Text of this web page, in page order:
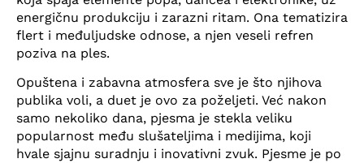
energičnu produkciju i zarazni ritam. Ona tematizira
flert i međuljudske odnose, a njen veseli refren
poziva na ples.
Opuštena i zabavna atmosfera sve je što njihova
publika voli, a duet je ovo za poželjeti. Već nakon
samo nekoliko dana, pjesma je stekla veliku
popularnost među slušateljima i medijima, koji
hvale sjajnu suradnju i inovativni zvuk. Pjesme je po